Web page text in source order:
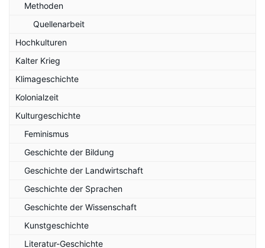
Methoden
Quellenarbeit
Hochkulturen
Kalter Krieg
Klimageschichte
Kolonialzeit
Kulturgeschichte
Feminismus
Geschichte der Bildung
Geschichte der Landwirtschaft
Geschichte der Sprachen
Geschichte der Wissenschaft
Kunstgeschichte
Literatur-Geschichte